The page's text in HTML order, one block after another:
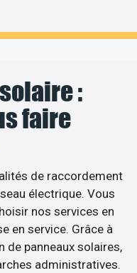
:
faire
de raccordement
électrique. Vous
nos services en
en service. Grâce à
panneaux solaires,
administratives.